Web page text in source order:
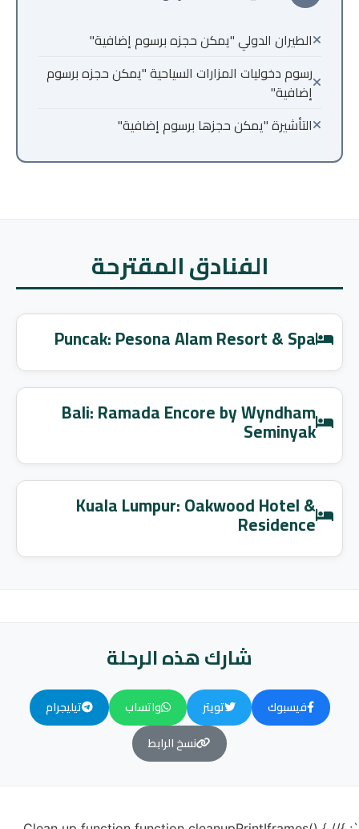
الطيران الدولي "يمكن حجزه برسوم إضافية"
رسوم دخوليات المزارات السياحية "يمكن حجزه برسوم
إضافية"
التأشيرة "يمكن حجزها برسوم إضافية"
الفنادق المقترحة
Puncak: Pesona Alam Resort & Spa
Bali: Ramada Encore by Wyndham
Seminyak
Kuala Lumpur: Oakwood Hotel &
Residence
شارك هذه الرحلة
فيسبوك تويتر واتساب
تيليجرام
نسخ الرابط